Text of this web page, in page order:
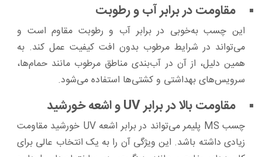
مقاومت در برابر آب و رطوبت
این چسب به‌خوبی در برابر آب و رطوبت مقاوم است و
می‌تواند در شرایط مرطوب بدون افت کیفیت عمل کند. به
همین دلیل، از آن در آب‌بندی مناطق مرطوب مانند حمام‌ها،
سرویس‌های بهداشتی و کشتی‌ها استفاده می‌شود.
مقاومت بالا در برابر UV و اشعه خورشید
چسب MS پلیمر می‌تواند در برابر اشعه UV خورشید مقاومت
زیادی داشته باشد. این ویژگی آن را به یک انتخاب عالی برای